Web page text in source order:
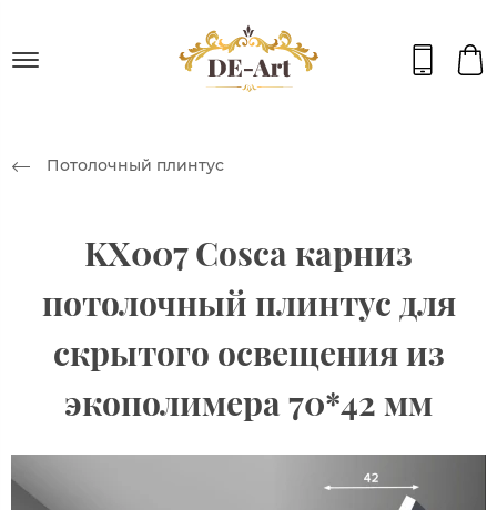
Потолочный плинтус
KX007 Cosca карниз
потолочный плинтус для
скрытого освещения из
экополимера 70*42 мм